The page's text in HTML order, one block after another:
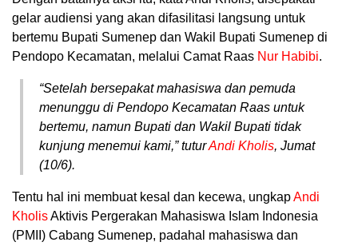
gelar audiensi yang akan difasilitasi langsung untuk
bertemu Bupati Sumenep dan Wakil Bupati Sumenep di
Pendopo Kecamatan, melalui Camat Raas Nur Habibi.
“Setelah bersepakat mahasiswa dan pemuda
menunggu di Pendopo Kecamatan Raas untuk
bertemu, namun Bupati dan Wakil Bupati tidak
kunjung menemui kami,” tuturAndi Kholis, Jumat
(10/6).
Tentu hal ini membuat kesal dan kecewa, ungkapAndi
KholisAktivis Pergerakan Mahasiswa Islam Indonesia
(PMII) Cabang Sumenep, padahal mahasiswa dan